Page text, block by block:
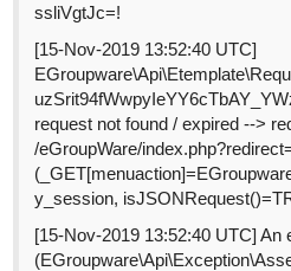
ssliVgtJc=!
[15-Nov-2019 13:52:40 UTC]
request not found / expired -->
/eGroupWare/
y_session,
[15-Nov-2019 13:52:40 UTC] An